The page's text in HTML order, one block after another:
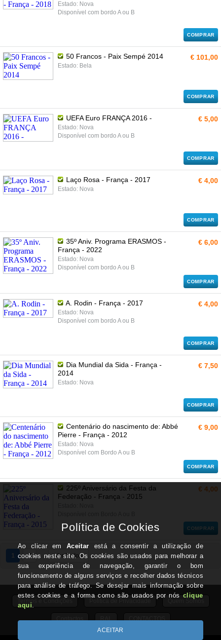
Estado: Nova
Disponível com bordo A ou B
COMPRAR
50 Francos - Paix Sempé 2014
Estado: Bela
€ 101,00
COMPRAR
UEFA Euro FRANÇA 2016 -
Estado: Nova
Disponível com bordo A ou B
€ 5,00
COMPRAR
Laço Rosa - França - 2017
Estado: Nova
€ 4,00
COMPRAR
35º Aniv. Programa ERASMOS -
França - 2022
Estado: Nova
Disponível com bordo A ou B
€ 6,00
COMPRAR
A. Rodin - França - 2017
Estado: Nova
Disponível com bordo A ou B
€ 4,00
COMPRAR
Dia Mundial da Sida - França -
2014
Estado: Nova
€ 7,50
COMPRAR
Centenário do nascimento de: Abbé
Pierre - França - 2012
Estado: Nova
Disponível com Bordo A ou B
€ 9,00
COMPRAR
225º Aniversário da Festa da
Federação - França - 2015
€ 4,00
COMPRAR
1 2 Ver Todos
Termos e Condições Quem Somos
Contactos RAL CONTACTOS